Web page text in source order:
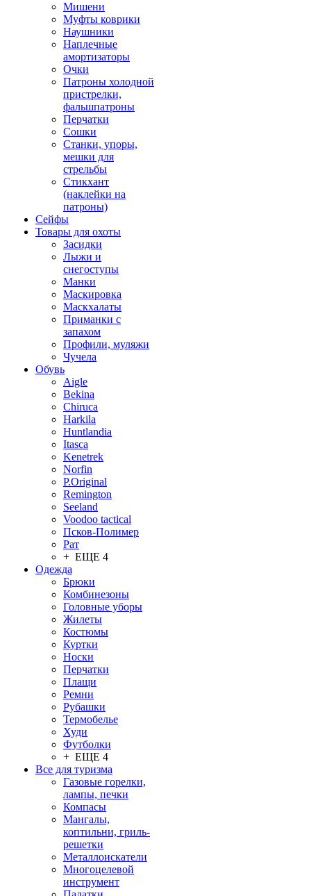
Мишени
Муфты коврики
Наушники
Наплечные
амортизаторы
Очки
Патроны холодной
пристрелки,
фальшпатроны
Перчатки
Сошки
Станки, упоры,
мешки для
стрельбы
Стикхант
(наклейки на
патроны)
Сейфы
Товары для охоты
Засидки
Лыжи и
снегоступы
Манки
Маскировка
Маскхалаты
Приманки с
запахом
Профили, муляжи
Чучела
Обувь
Aigle
Bekina
Chiruсa
Harkila
Huntlandia
Itasca
Kenetrek
Norfin
P.Original
Remington
Seeland
Voodoo tactical
Псков-Полимер
Рат
+ ЕЩЕ 4
Одежда
Брюки
Комбинезоны
Головные уборы
Жилеты
Костюмы
Куртки
Носки
Перчатки
Плащи
Ремни
Рубашки
Термобелье
Худи
Футболки
+ ЕЩЕ 4
Все для туризма
Газовые горелки,
лампы, печки
Компасы
Мангалы,
коптильни, гриль-
решетки
Металлоискатели
Многоцелевой
инструмент